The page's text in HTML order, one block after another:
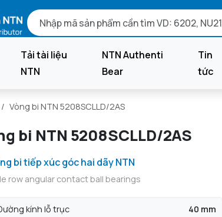
Tải tài liệu
NTN
NTN Authenti
Bear
Tin
tức
Vòng bi NTN 5208SCLLD/2AS
bi NTN 5208SCLLD/2AS
bi tiếp xúc góc hai dãy NTN
row angular contact ball bearings
kính lỗ trục 40 mm